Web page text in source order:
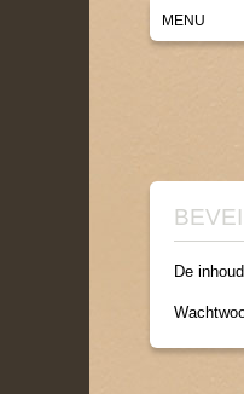
MENU
De